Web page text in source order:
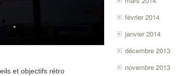
et objectifs rétro
février 2014
janvier 2014
décembre 2013
novembre 2013